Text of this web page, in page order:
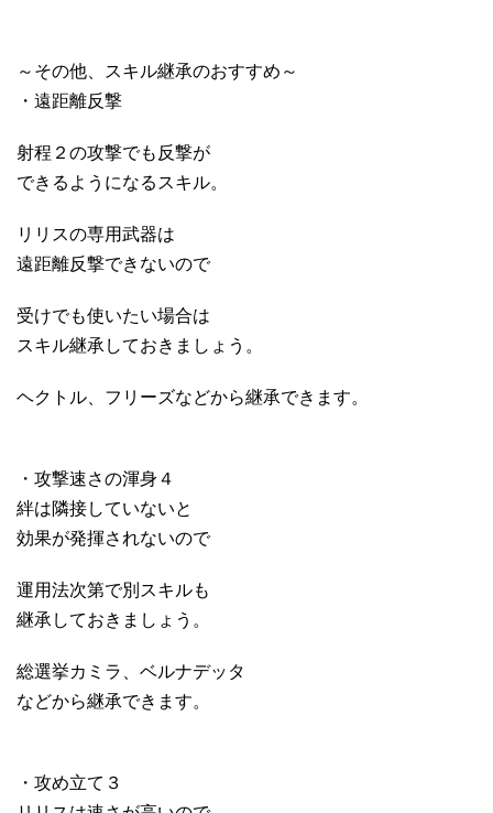
～その他、スキル継承のおすすめ～
・遠距離反撃
射程２の攻撃でも反撃が
できるようになるスキル。
リリスの専用武器は
遠距離反撃できないので
受けでも使いたい場合は
スキル継承しておきましょう。
ヘクトル、フリーズなどから継承できます。
・攻撃速さの渾身４
絆は隣接していないと
効果が発揮されないので
運用法次第で別スキルも
継承しておきましょう。
総選挙カミラ、ベルナデッタ
などから継承できます。
・攻め立て３